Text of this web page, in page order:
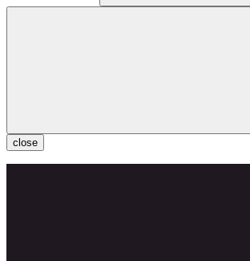
close